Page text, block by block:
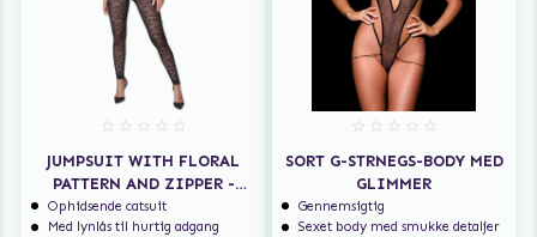
JUMPSUIT WITH FLORAL
PATTERN AND ZIPPER -
BLACK
Ophidsende catsuit
Med lynlås til hurtig adgang
SORT G-STRNEGS-BODY MED
GLIMMER
Gennemsigtig
Sexet body med smukke detaljer